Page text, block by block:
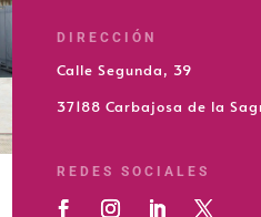
DIRECCIÓN
Calle Segunda, 39
37188 Carbajosa de la
REDES SOCIALES